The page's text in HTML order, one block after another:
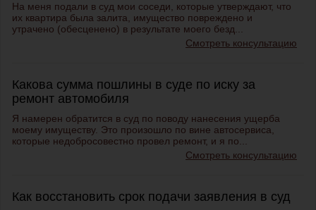
На меня подали в суд мои соседи, которые утверждают, что
их квартира была залита, имущество повреждено и
утрачено (обесценено) в результате моего безд...
Смотреть консультацию
Какова сумма пошлины в суде по иску за
ремонт автомобиля
Я намерен обратится в суд по поводу нанесения ущерба
моему имуществу. Это произошло по вине автосервиса,
которые недобросовестно провел ремонт, и я по...
Смотреть консультацию
Как восстановить срок подачи заявления в суд